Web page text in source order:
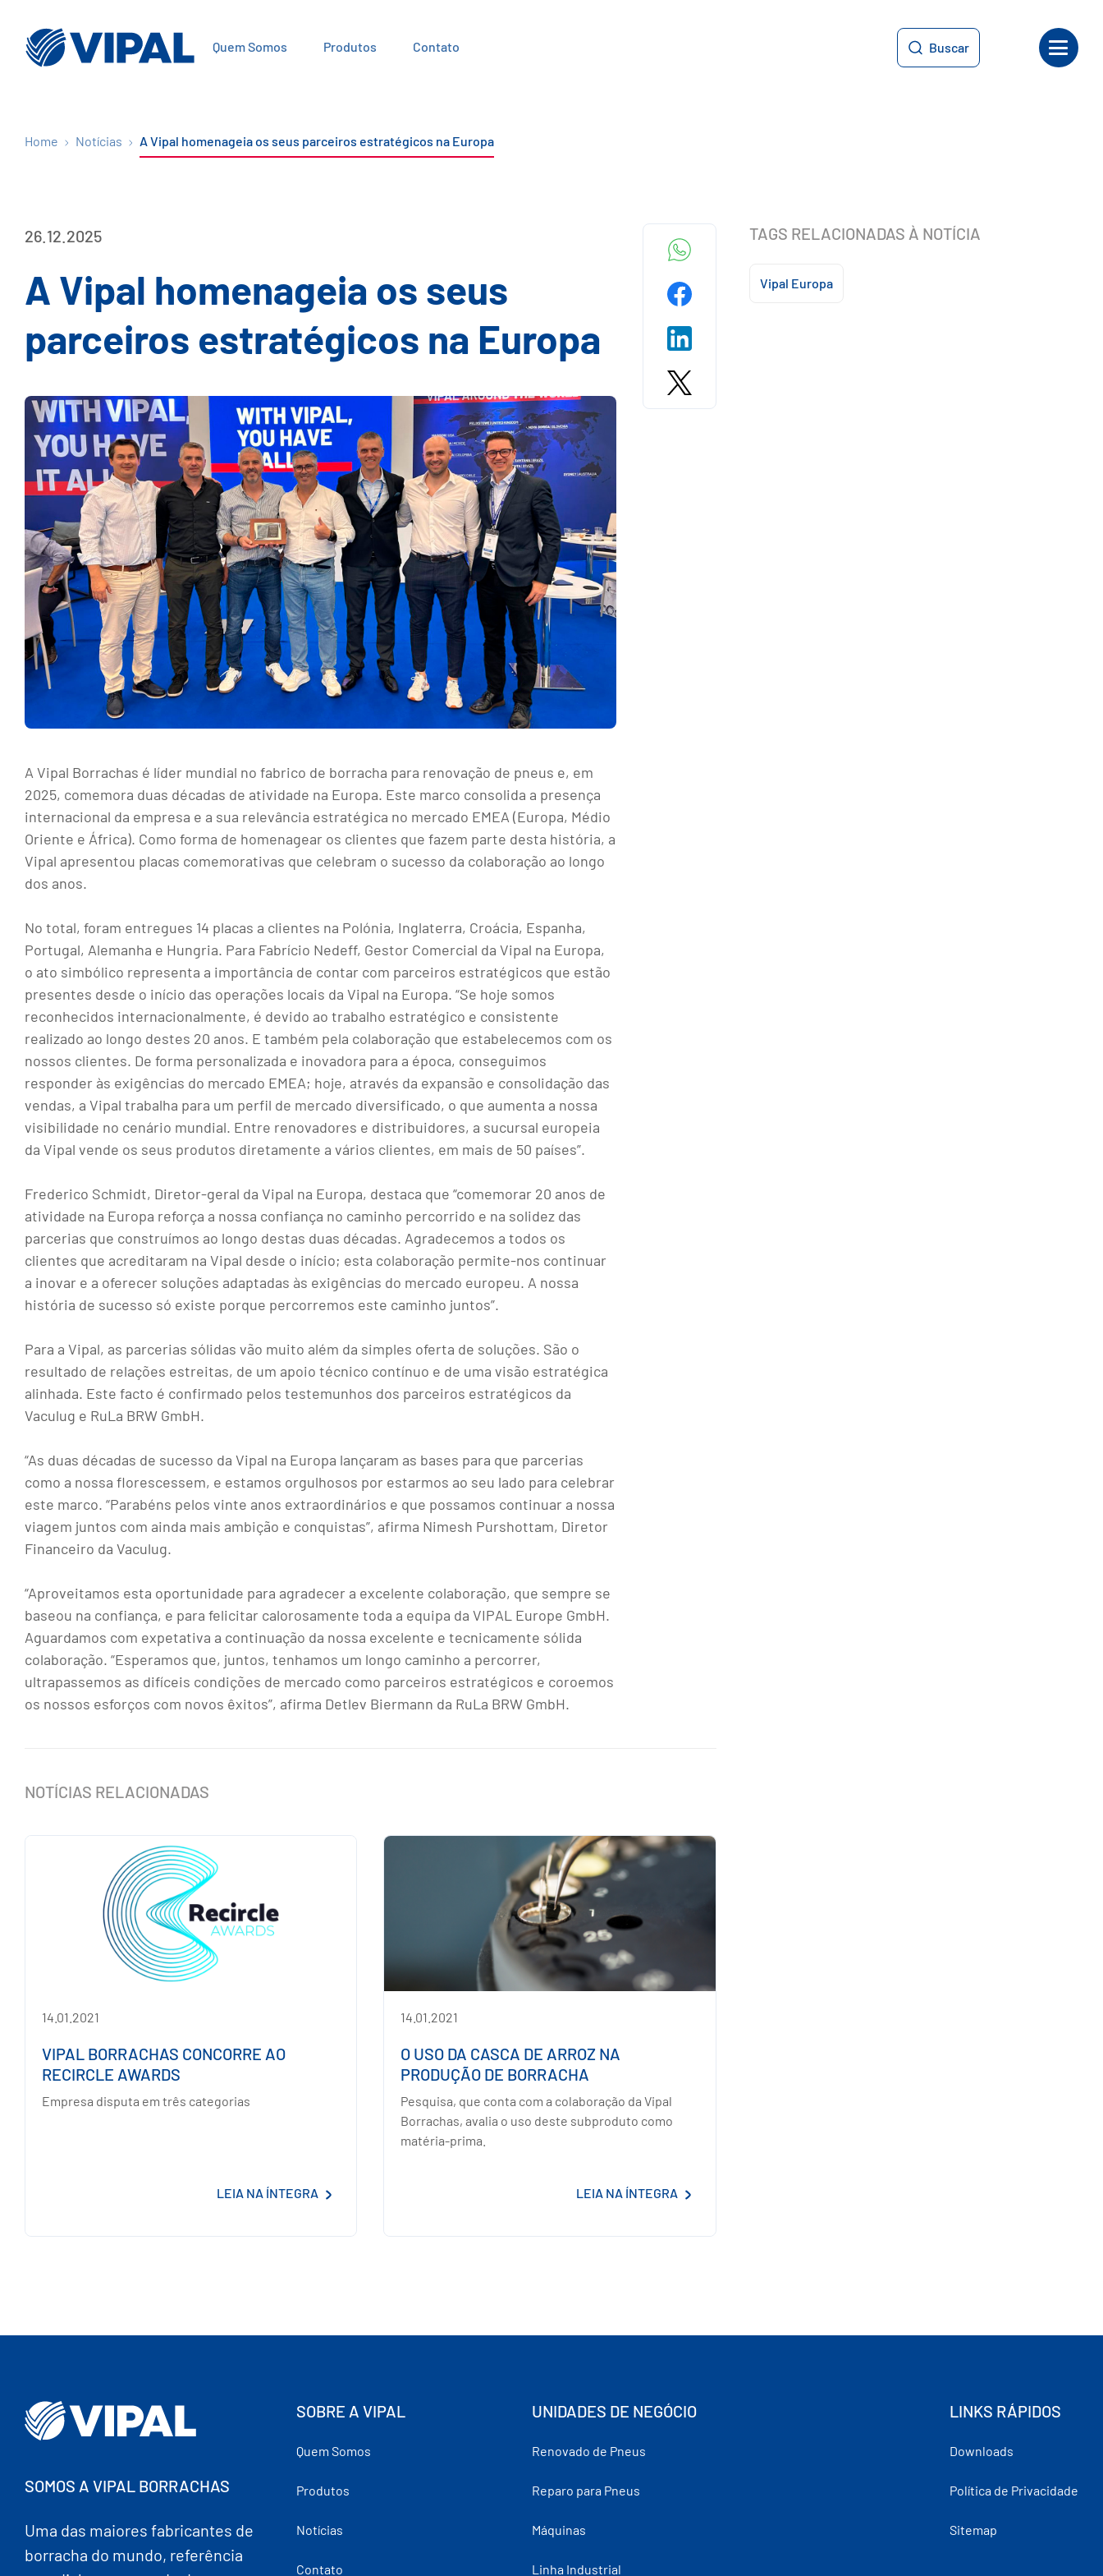
Quem Somos Produtos Contato Buscar
Home Notícias A Vipal homenageia os seus parceiros estratégicos na Europa
26.12.2025
A Vipal homenageia os seus
parceiros estratégicos na Europa
A Vipal Borrachas é líder mundial no fabrico de borracha para renovação de pneus e, em
2025, comemora duas décadas de atividade na Europa. Este marco consolida a presença
internacional da empresa e a sua relevância estratégica no mercado EMEA (Europa, Médio
Oriente e África). Como forma de homenagear os clientes que fazem parte desta história, a
Vipal apresentou placas comemorativas que celebram o sucesso da colaboração ao longo
dos anos.
No total, foram entregues 14 placas a clientes na Polónia, Inglaterra, Croácia, Espanha,
Portugal, Alemanha e Hungria. Para Fabrício Nedeff, Gestor Comercial da Vipal na Europa,
o ato simbólico representa a importância de contar com parceiros estratégicos que estão
presentes desde o início das operações locais da Vipal na Europa. ​​“​​Se hoje somos
reconhecidos internacionalmente, é devido ao trabalho estratégico e consistente
realizado ao longo destes 20 anos. E também pela colaboração que estabelecemos com os
nossos clientes. De forma personalizada e inovadora para a época, conseguimos
responder às exigências do mercado EMEA; hoje, através da expansão e consolidação das
vendas, a Vipal trabalha para um perfil de mercado diversificado, o que aumenta a nossa
visibilidade no cenário mundial. Entre renovadores e distribuidores, a sucursal europeia
da Vipal vende os seus produtos diretamente a vários clientes, em mais de 50 países”.
Frederico Schmidt, Diretor-geral da Vipal na Europa, destaca que “comemorar 20 anos de
atividade na Europa reforça a nossa confiança no caminho percorrido e na solidez das
parcerias que construímos ao longo destas duas décadas. Agradecemos a todos os
clientes que acreditaram na Vipal desde o início; esta colaboração permite-nos continuar
a inovar e a oferecer soluções adaptadas às exigências do mercado europeu. A nossa
história de sucesso só existe porque percorremos este caminho juntos”.
Para a Vipal, as parcerias sólidas vão muito além da simples oferta de soluções. São o
resultado de relações estreitas, de um apoio técnico contínuo e de uma visão estratégica
alinhada. Este facto é confirmado pelos testemunhos dos parceiros estratégicos da
Vaculug e RuLa BRW GmbH.
“As duas décadas de sucesso da Vipal na Europa lançaram as bases para que parcerias
como a nossa florescessem, e estamos orgulhosos por estarmos ao seu lado para celebrar
este marco. “Parabéns pelos vinte anos extraordinários e que possamos continuar a nossa
viagem juntos com ainda mais ambição e conquistas”, afirma Nimesh Purshottam, Diretor
Financeiro da Vaculug.
“Aproveitamos esta oportunidade para agradecer a excelente colaboração, que sempre se
baseou na confiança, e para felicitar calorosamente toda a equipa da VIPAL Europe GmbH.
Aguardamos com expetativa a continuação da nossa excelente e tecnicamente sólida
colaboração. “Esperamos que, juntos, tenhamos um longo caminho a percorrer,
ultrapassemos as difíceis condições de mercado como parceiros estratégicos e coroemos
os nossos esforços com novos êxitos”, afirma Detlev Biermann da RuLa BRW GmbH.
NOTÍCIAS RELACIONADAS
14.01.2021
VIPAL BORRACHAS CONCORRE AO
RECIRCLE AWARDS
Empresa disputa em três categorias
LEIA NA ÍNTEGRA
14.01.2021
O USO DA CASCA DE ARROZ NA
PRODUÇÃO DE BORRACHA
Pesquisa, que conta com a colaboração da Vipal
Borrachas, avalia o uso deste subproduto como
matéria-prima.
LEIA NA ÍNTEGRA
TAGS RELACIONADAS À NOTÍCIA
Vipal Europa
SOMOS A VIPAL BORRACHAS
Uma das maiores fabricantes de
borracha do mundo, referência
SOBRE A VIPAL
Quem Somos
Produtos
Notícias
Contato
UNIDADES DE NEGÓCIO
Renovado de Pneus
Reparo para Pneus
Máquinas
Linha Industrial
LINKS RÁPIDOS
Downloads
Política de Privacidade
Sitemap